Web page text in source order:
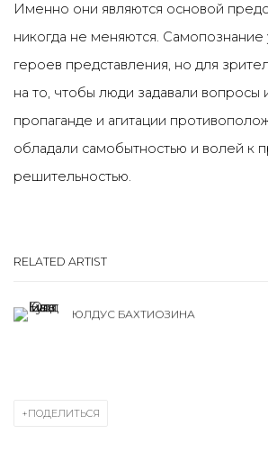
Именно они являются основой
никогда не меняются. Самопознание
героев представления, но для
на то, чтобы люди задавали вопросы
пропаганде и агитации
обладали самобытностью и волей к
решительностью.
RELATED ARTIST
ЮЛДУС БАХТИОЗИНА
ПОДЕЛИТЬСЯ